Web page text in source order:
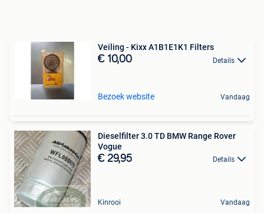
Veiling - Kixx A1B1E1K1 Filters
€ 10,00 Details
Bezoek website Vandaag
Dieselfilter 3.0 TD BMW Range Rover
Vogue
€ 29,95 Details
Kinrooi Vandaag